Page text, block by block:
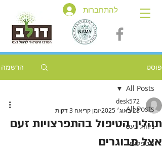
להתחברות
פוסט הרשמה
All Posts
ניהול כעס
מטפלים
All Posts
תהליך הטיפול בהתפרצויות זעם
אצל מבוגרים
desk572
28 באוג׳ 2025
זמן קריאה 3 דקות